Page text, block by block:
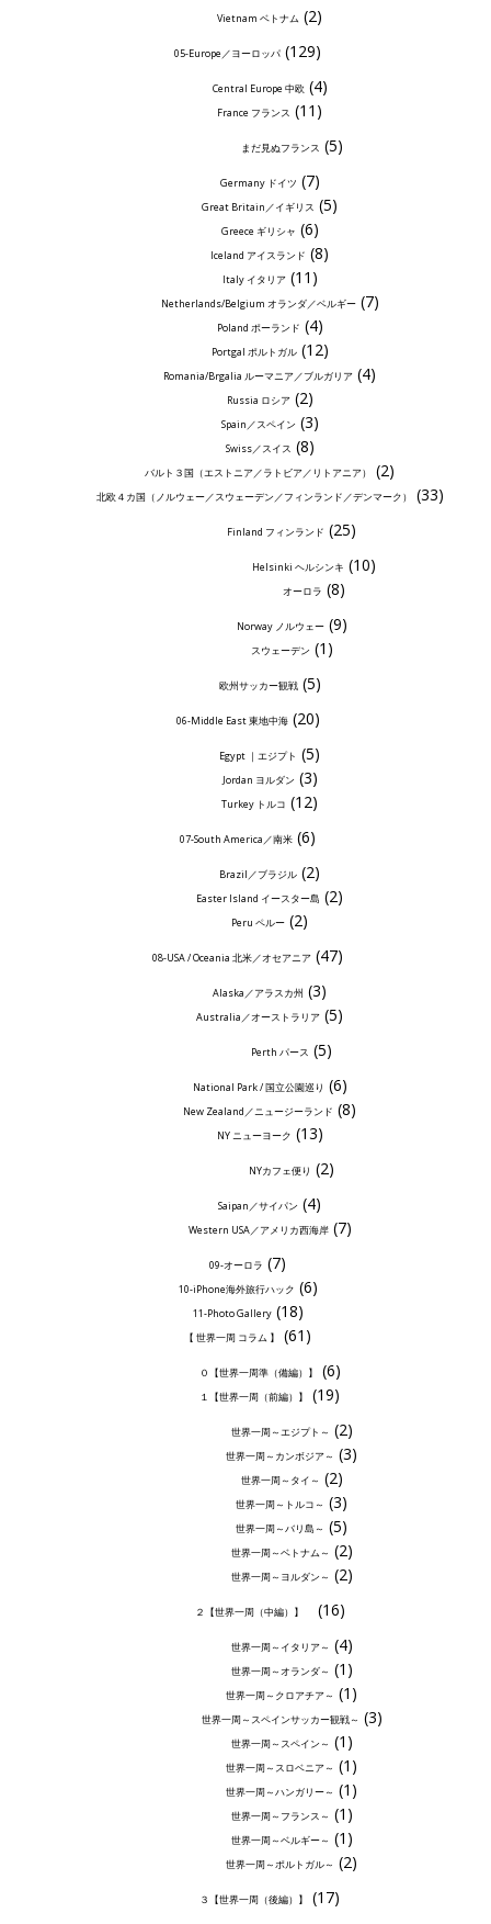
Vietnam ベトナム (2)
05-Europe／ヨーロッパ (129)
Central Europe 中欧 (4)
France フランス (11)
まだ見ぬフランス (5)
Germany ドイツ (7)
Great Britain／イギリス (5)
Greece ギリシャ (6)
Iceland アイスランド (8)
Italy イタリア(11)
Netherlands/Belgium オランダ／ベルギー(7)
Poland ポーランド (4)
Portgal ポルトガル(12)
Romania/Brgalia ルーマニア／ブルガリア (4)
Russia ロシア(2)
Spain／スペイン (3)
Swiss／スイス (8)
バルト３国（エストニア／ラトビア／リトアニア） (2)
北欧４カ国（ノルウェー／スウェーデン／フィンランド／デンマーク） (33)
Finland フィンランド (25)
Helsinki ヘルシンキ (10)
オーロラ (8)
Norway ノルウェー(9)
スウェーデン (1)
欧州サッカー観戦(5)
06-Middle East 東地中海(20)
Egypt ｜エジプト (5)
Jordan ヨルダン (3)
Turkey トルコ (12)
07-South America／南米 (6)
Brazil／ブラジル (2)
Easter Island イースター島 (2)
Peru ペルー (2)
08-USA / Oceania 北米／オセアニア (47)
Alaska／アラスカ州 (3)
Australia／オーストラリア (5)
Perth パース (5)
National Park / 国立公園巡り (6)
New Zealand／ニュージーランド (8)
NY ニューヨーク (13)
NYカフェ便り (2)
Saipan／サイパン (4)
Western USA／アメリカ西海岸(7)
09-オーロラ (7)
10-iPhone海外旅行ハック (6)
11-Photo Gallery(18)
【 世界一周 コラム 】 (61)
０【世界一周準（備編）】 (6)
１【世界一周（前編）】 (19)
世界一周～エジプト～ (2)
世界一周～カンボジア～ (3)
世界一周～タイ～ (2)
世界一周～トルコ～ (3)
世界一周～バリ島～ (5)
世界一周～ベトナム～ (2)
世界一周～ヨルダン～ (2)
２【世界一周（中編）】 (16)
世界一周～イタリア～ (4)
世界一周～オランダ～ (1)
世界一周～クロアチア～ (1)
世界一周～スペインサッカー観戦～ (3)
世界一周～スペイン～ (1)
世界一周～スロベニア～ (1)
世界一周～ハンガリー～ (1)
世界一周～フランス～ (1)
世界一周～ベルギー～ (1)
世界一周～ポルトガル～ (2)
３【世界一周（後編）】
(17)